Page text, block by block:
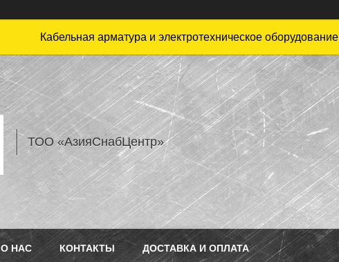
Кабельная арматура и электротехническое оборудование
ТОО «АзияСнабЦентр»
О НАС КОНТАКТЫ ДОСТАВКА И ОПЛАТА